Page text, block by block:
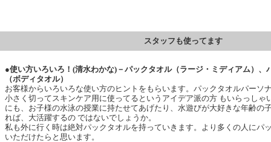
スタッフも使ってます
●使い方いろいろ！(清水わかな)－パックタオル（ラージ・ミディアム）、
（ボディタオル）
お客様からいろいろな使い方のヒントをもらいます。パックタオルパーソ
小さく切ってスキンケア用に使ってるというアイデア派の方 もいらっしゃ
にも、お子様の水泳の授業に持たせてあげたり、水遊びが大好きな年齢の
れば、大活躍するの ではないでしょうか。
私も外に行く時は絶対パックタオルを持っていきます。より多くの人にパ
いただけたらと思います。